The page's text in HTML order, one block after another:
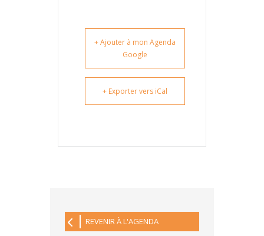
+ Ajouter à mon Agenda
Google
+ Exporter vers iCal
REVENIR À L'AGENDA